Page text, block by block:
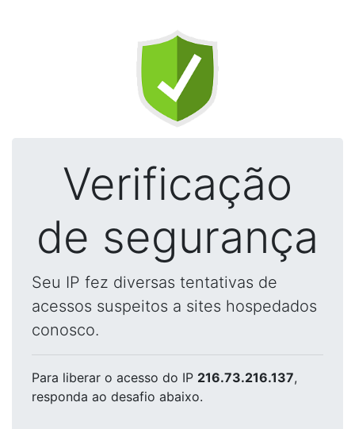
Verificação
de segurança
Seu IP fez diversas tentativas de
acessos suspeitos a sites hospedados
conosco.
Para liberar o acesso do IP 216.73.216.137,
responda ao desafio abaixo.